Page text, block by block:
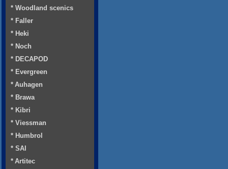
* Woodland scenics
* Faller
* Heki
* Noch
* DECAPOD
* Evergreen
* Auhagen
* Brawa
* Kibri
* Viessman
* Humbrol
* SAI
* Artitec